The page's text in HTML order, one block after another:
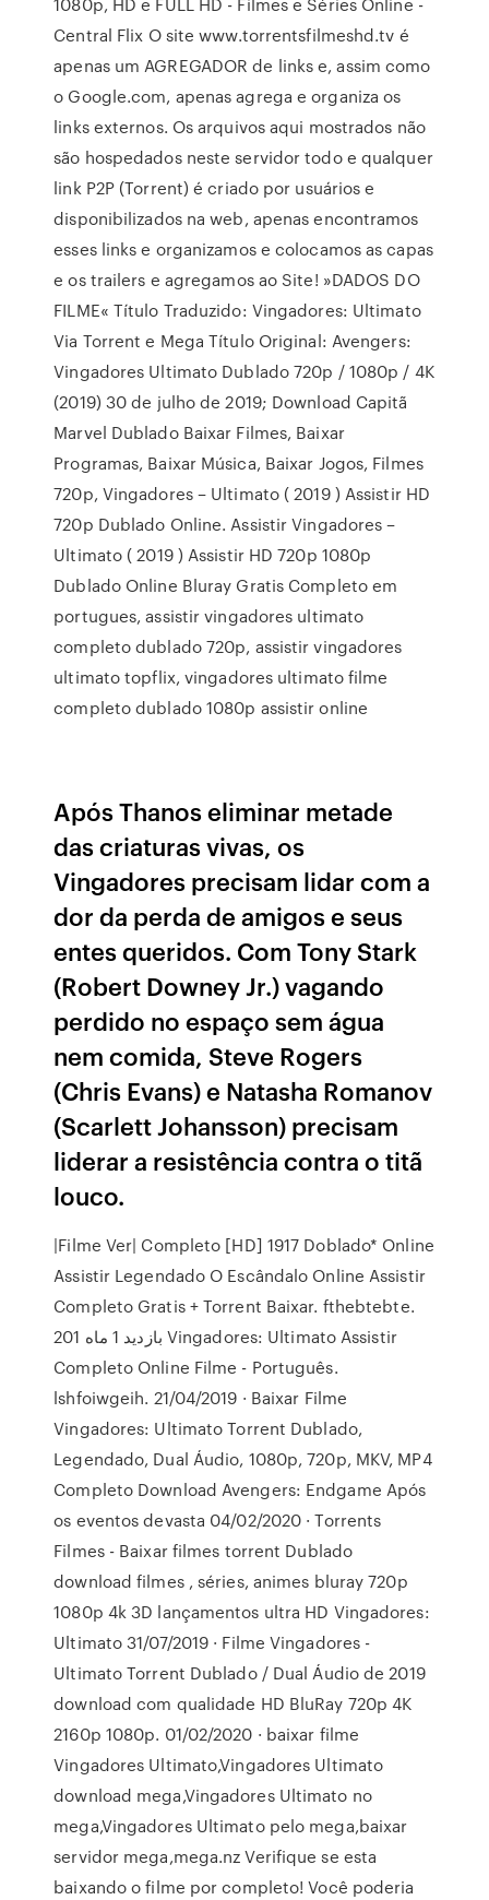
Central Flix O site www.torrentsfilmeshd.tv é
apenas um AGREGADOR de links e, assim como
o Google.com, apenas agrega e organiza os
links externos. Os arquivos aqui mostrados não
são hospedados neste servidor todo e qualquer
link P2P (Torrent) é criado por usuários e
disponibilizados na web, apenas encontramos
esses links e organizamos e colocamos as capas
e os trailers e agregamos ao Site! »DADOS DO
FILME« Título Traduzido: Vingadores: Ultimato
Via Torrent e Mega Título Original: Avengers:
Vingadores Ultimato Dublado 720p / 1080p / 4K
(2019) 30 de julho de 2019; Download Capitã
Marvel Dublado Baixar Filmes, Baixar
Programas, Baixar Música, Baixar Jogos, Filmes
720p, Vingadores – Ultimato ( 2019 ) Assistir HD
720p Dublado Online. Assistir Vingadores –
Ultimato ( 2019 ) Assistir HD 720p 1080p
Dublado Online Bluray Gratis Completo em
portugues, assistir vingadores ultimato
completo dublado 720p, assistir vingadores
ultimato topflix, vingadores ultimato filme
completo dublado 1080p assistir online
Após Thanos eliminar metade
das criaturas vivas, os
Vingadores precisam lidar com a
dor da perda de amigos e seus
entes queridos. Com Tony Stark
(Robert Downey Jr.) vagando
perdido no espaço sem água
nem comida, Steve Rogers
(Chris Evans) e Natasha Romanov
(Scarlett Johansson) precisam
liderar a resistência contra o titã
louco.
|Filme Ver| Completo [HD] 1917 Doblado* Online
Assistir Legendado O Escândalo Online Assistir
Completo Gratis + Torrent Baixar. fthebtebte.
201 بازدید 1 ماه Vingadores: Ultimato Assistir
Completo Online Filme - Português.
lshfoiwgeih. 21/04/2019 · Baixar Filme
Vingadores: Ultimato Torrent Dublado,
Legendado, Dual Áudio, 1080p, 720p, MKV, MP4
Completo Download Avengers: Endgame Após
os eventos devasta 04/02/2020 · Torrents
Filmes - Baixar filmes torrent Dublado
download filmes , séries, animes bluray 720p
1080p 4k 3D lançamentos ultra HD Vingadores:
Ultimato 31/07/2019 · Filme Vingadores -
Ultimato Torrent Dublado / Dual Áudio de 2019
download com qualidade HD BluRay 720p 4K
2160p 1080p. 01/02/2020 · baixar filme
Vingadores Ultimato,Vingadores Ultimato
download mega,Vingadores Ultimato no
mega,Vingadores Ultimato pelo mega,baixar
servidor mega,mega.nz Verifique se esta
baixando o filme por completo! Você poderia